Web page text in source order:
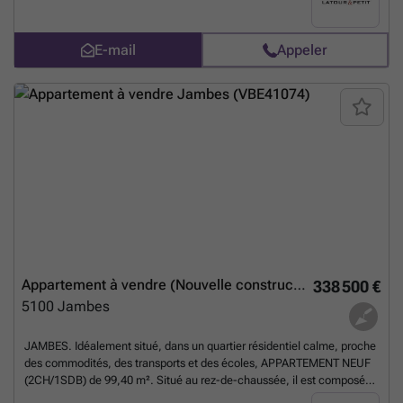
communes de 280 €/mois, chauffage et eau froide comprise. PEB C -
228 kWh/m².an - 26.730 kWh/an - n°20250814015169. A découvrir
chez L&P au ### !En savoir plus ?
E-mail Appeler
338 500 €
Appartement à vendre (Nouvelle construction)
5100 Jambes
JAMBES. Idéalement situé, dans un quartier résidentiel calme, proche
des commodités, des transports et des écoles, APPARTEMENT NEUF
(2CH/1SDB) de 99,40 m². Situé au rez-de-chaussée, il est composé